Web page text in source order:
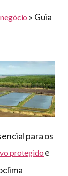
» Guia
para os
protegido e